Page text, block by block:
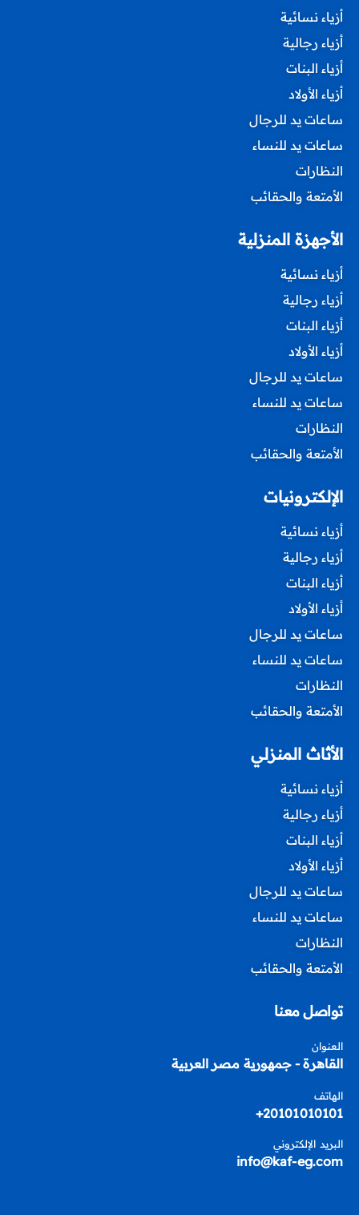
أزياء نسائية
أزياء رجالية
أزياء البنات
أزياء الأولاد
ساعات يد للرجال
ساعات يد للنساء
النظارات
الأمتعة والحقائب
الأجهزة المنزلية
أزياء نسائية
أزياء رجالية
أزياء البنات
أزياء الأولاد
ساعات يد للرجال
ساعات يد للنساء
النظارات
الأمتعة والحقائب
الإلكترونيات
أزياء نسائية
أزياء رجالية
أزياء البنات
أزياء الأولاد
ساعات يد للرجال
ساعات يد للنساء
النظارات
الأمتعة والحقائب
الأثاث المنزلي
أزياء نسائية
أزياء رجالية
أزياء البنات
أزياء الأولاد
ساعات يد للرجال
ساعات يد للنساء
النظارات
الأمتعة والحقائب
تواصل معنا
العنوان
القاهرة - جمهورية مصر العربية
الهاتف
20101010101+
البريد الإلكتروني
info@kaf-eg.com